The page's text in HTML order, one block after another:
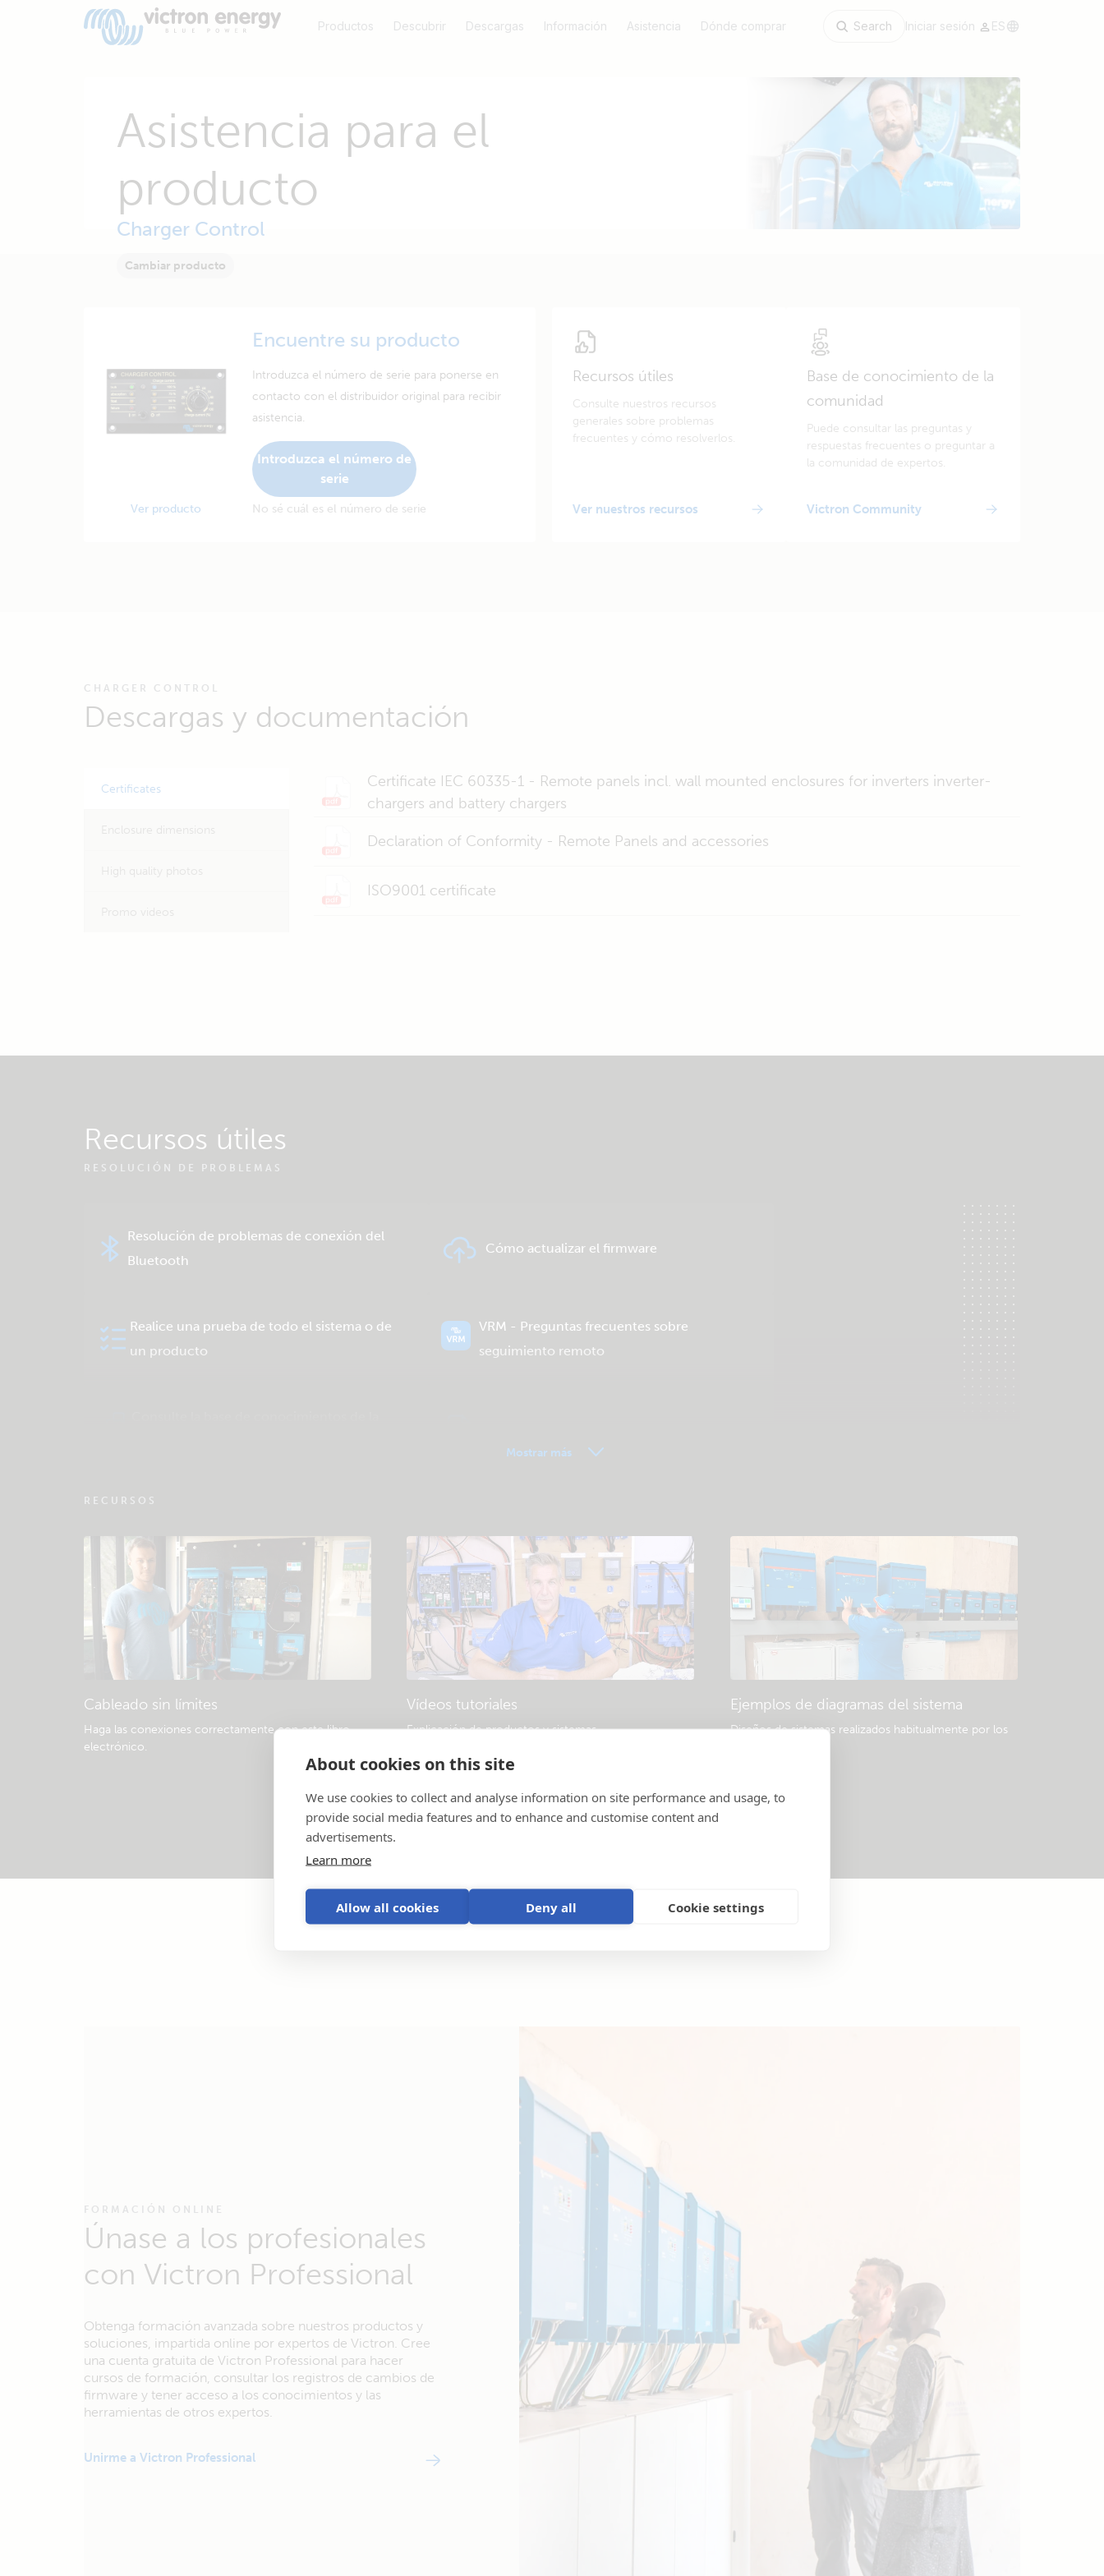
About cookies on this site
We use cookies to collect and analyse information on site performance and usage, to
provide social media features and to enhance and customise content and
advertisements.
Learn more
Allow all cookies Deny all Cookie settings
Productos Descubrir Descargas Información Asistencia Dónde comprar Search Iniciar sesión ES
Asistencia para el
producto
Charger Control
Cambiar producto
Ver producto
Encuentre su producto
Introduzca el número de serie para ponerse en
contacto con el distribuidor original para recibir
asistencia.
Introduzca el número de
serie
No sé cuál es el número de serie
Recursos útiles
Consulte nuestros recursos
generales sobre problemas
frecuentes y cómo resolverlos.
Ver nuestros recursos
Base de conocimiento de la
comunidad
Puede consultar las preguntas y
respuestas frecuentes o preguntar a
la comunidad de expertos.
Victron Community
CHARGER CONTROL
Descargas y documentación
Certificates
Certificate IEC 60335-1 - Remote panels incl. wall mounted enclosures for inverters inverter-
chargers and battery chargers
Declaration of Conformity - Remote Panels and accessories
ISO9001 certificate
Recursos útiles
RESOLUCIÓN DE PROBLEMAS
Resolución de problemas de conexión del
Bluetooth
Cómo actualizar el firmware
Realice una prueba de todo el sistema o de
un producto
VRM - Preguntas frecuentes sobre
seguimiento remoto
Mostrar más
RECURSOS
Cableado sin límites
Haga las conexiones correctamente con este libro
electrónico.
Vídeos tutoriales
Explicación de productos y sistemas.
Ejemplos de diagramas del sistema
Diseños de sistemas realizados habitualmente por los
FORMACIÓN ONLINE
Únase a los profesionales
con Victron Professional
Obtenga formación avanzada sobre nuestros productos y
soluciones, impartida online por expertos de Victron. Cree
una cuenta gratuita de Victron Professional para hacer
cursos de formación, consultar los registros de cambios de
firmware y tener acceso a los conocimientos y las
herramientas de otros expertos.
Unirme a Victron Professional